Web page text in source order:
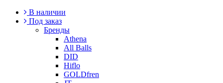
В наличии
Под заказ
Бренды
Athena
All Balls
DID
Hiflo
GOLDfren